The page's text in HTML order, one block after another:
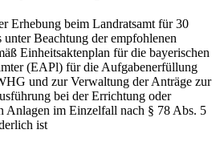
Erhebung beim Landratsamt für 30
unter Beachtung der empfohlenen
Einheitsaktenplan für die bayerischen
(EAPl) für die Aufgabenerfüllung
und zur Verwaltung der Anträge zur
bei der Errichtung oder
Anlagen im Einzelfall nach § 78 Abs. 5
ist